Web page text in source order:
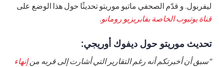
ليفربول. و قدّم الصحفي ماتيو موريتو تحديثًا حول هذا الوضع على
قناة يوتيوب الخاصة بفابريزيو رومانو.
تحديث موريتو حول ديفوك أوريجي:
"سبق أن أخبرتكم أنه رغم التقارير التي أشارت إلى قربه منإنهاء